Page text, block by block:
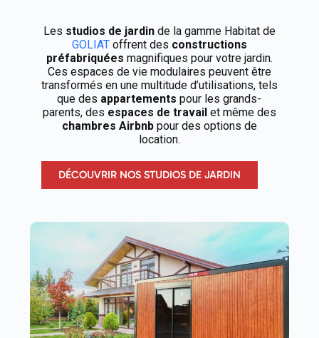
Les studios de jardinde la gamme Habitat de
GOLIAToffrent des constructions
préfabriquées magnifiques pour votre jardin.
Ces espaces de vie modulaires peuvent être
transformés en une multitude d’utilisations, tels
que des appartements pour les grands-
parents, des espaces de travail et même des
chambres Airbnbpour des options de
location.
DÉCOUVRIR NOS STUDIOS DE JARDIN